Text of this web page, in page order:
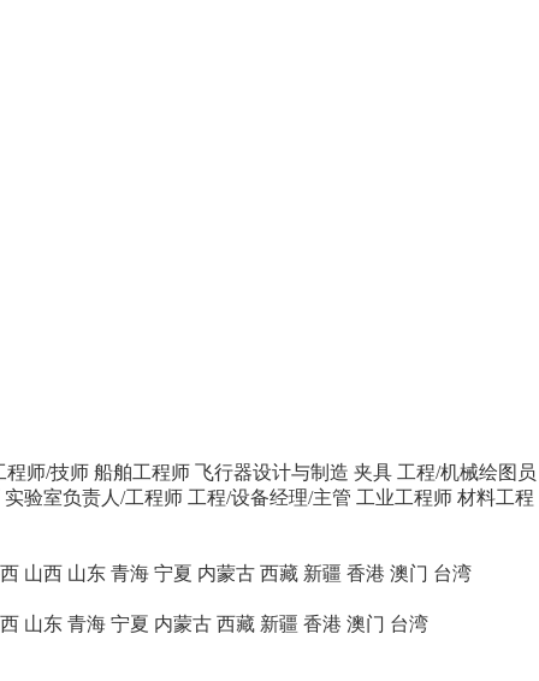
程师/技师 船舶工程师 飞行器设计与制造 夹具 工程/机械绘图员
实验室负责人/工程师 工程/设备经理/主管 工业工程师 材料工程
山西 山东 青海 宁夏 内蒙古 西藏 新疆 香港 澳门 台湾
山东 青海 宁夏 内蒙古 西藏 新疆 香港 澳门 台湾